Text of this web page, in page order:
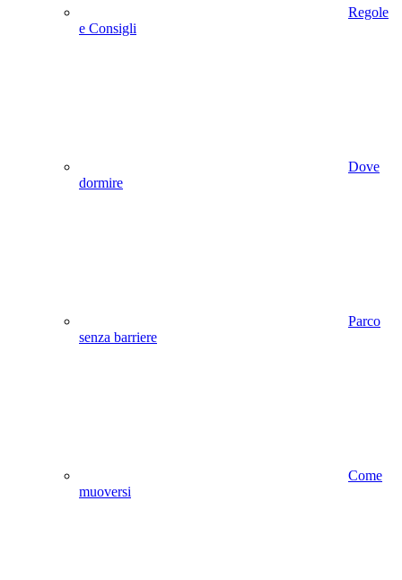
Regole
e Consigli
Dove
dormire
Parco
senza barriere
Come
muoversi